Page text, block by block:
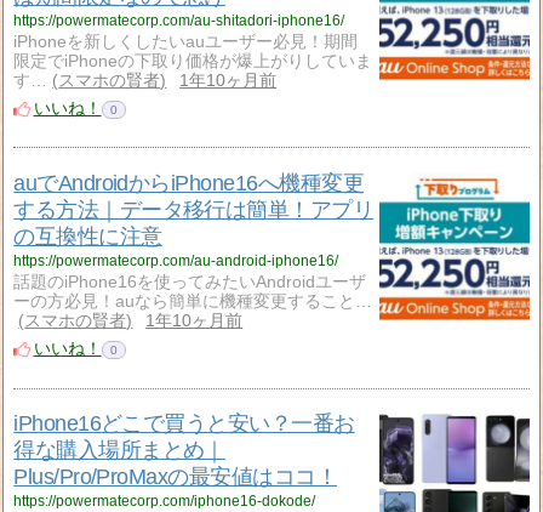
https://powermatecorp.com/au-shitadori-iphone16/
iPhoneを新しくしたいauユーザー必見！期間
限定でiPhoneの下取り価格が爆上がりしていま
す…
スマホの賢者
1年10ヶ月前
いいね！
0
auでAndroidからiPhone16へ機種変更
する方法｜データ移行は簡単！アプリ
の互換性に注意
https://powermatecorp.com/au-android-iphone16/
話題のiPhone16を使ってみたいAndroidユーザ
ーの方必見！auなら簡単に機種変更すること…
スマホの賢者
1年10ヶ月前
いいね！
0
iPhone16どこで買うと安い？一番お
得な購入場所まとめ｜
Plus/Pro/ProMaxの最安値はココ！
https://powermatecorp.com/iphone16-dokode/